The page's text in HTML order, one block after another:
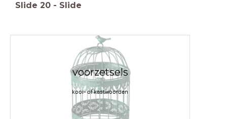
Slide 20 - Slide
voorzetsels
kooi- of kastwoorden